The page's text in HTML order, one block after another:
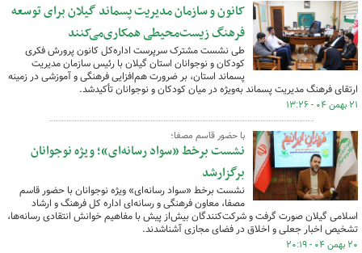
کانون و سازمان مدیریت پسماند گیلان برای توسعه
فرهنگ زیست‌محیطی همکاری‌می‌کنند
طی نشست مشترک سرپرست اداره‌کل کانون پرورش فکری
کودکان و نوجوانان استان گیلان با رئیس سازمان مدیریت
پسماند استان، بر ضرورت هم‌افزایی فرهنگی و آموزشی در زمینه
ارتقای فرهنگ مدیریت پسماند به‌ویژه در میان کودکان و نوجوانان تأکیدشد.
۲۱ بهمن ۰۴ - ۱۳:۲۶
با حضور قاسم مصفا؛
نشست برخط «سواد رسانه‌ای»؛ ویژه نوجوانان
برگزارشد
نشست برخط «سواد رسانه‌ای» ویژه نوجوانان با حضور قاسم
مصفا، معاون فرهنگی و رسانه‌ای اداره کل فرهنگ و ارشاد
اسلامی گیلان صورت گرفت و شرکت‌کنندگان بیش‌از پیش با مفاهیم خوانش انتقادی رسانه‌ها،
تشخیص اخبار جعلی و اخلاق در فضای مجازی آشناشدند.
۲۰ بهمن ۰۴ - ۲۰:۱۹